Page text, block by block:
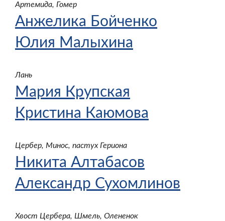
Артемида, Гомер
Анжелика Бойченко
Юлия Малыхина
Лань
Мария Крупская
Кристина Каюмова
Цербер, Минос, пастух Гериона
Никита Алтабасов
Александр Сухомлинов
Хвост Цербера, Шмель, Олененок